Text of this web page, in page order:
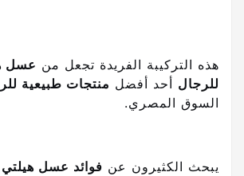
هذه التركيبة الفريدة تجعل من عسل
للرجال أحد أفضل منتجات طبيعية
السوق المصري.
يبحث الكثيرون عن فوائد عسل هيلتي